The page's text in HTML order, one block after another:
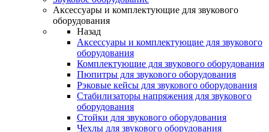
Аксессуары и комплектующие для звукового
оборудования
Назад
Аксессуары и комплектующие для звукового
оборудования
Комплектующие для звукового оборудования
Пюпитры для звукового оборудования
Рэковые кейсы для звукового оборудования
Стабилизаторы напряжения для звукового
оборудования
Стойки для звукового оборудования
Чехлы для звукового оборудования